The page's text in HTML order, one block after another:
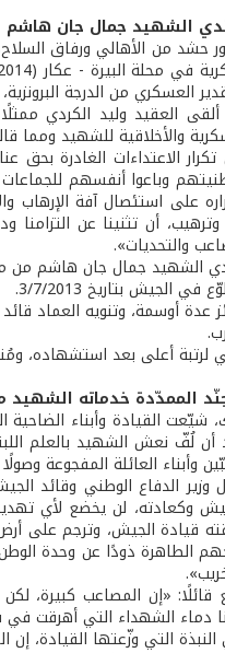
الشهيد جمال جان هاشم
حشد من الأهالي ورفاق
العسكري من الدرجة
العقيد وليد الكردي
والأخلاقية للشهيد ومما
تكرار الاعتداءات الغادرة بحق
وباعوا أنفسهم
على استئصال آفة
أن تثنينا عن التزامنا
والتحديات».
الشهيد جمال جان هاشم من مواليد 22 /7 /1995
في الجيش بتاريخ 3/7/2013.
عدة أوسمة، وتنويه العماد
لرتبة أعلى بعد استشهاده،
الممدّدة خدماته
شيّعت القيادة وأبناء
أن لُفّ نعش الشهيد بالعلم
وأبناء العائلة المفجوعة
وزير الدفاع الوطني وقائد
وكعادته، لن يخضع لأي
قيادة الجيش، وترجم على
الطاهرة ذودًا عن وحدة
قائلًا: «إن المصاعب كبيرة،
دماء الشهداء التي أهرقت في
التي وزّعتها القيادة، إن الشهيد من